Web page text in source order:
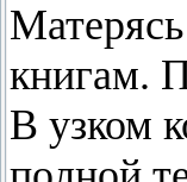
книгам.
В узком